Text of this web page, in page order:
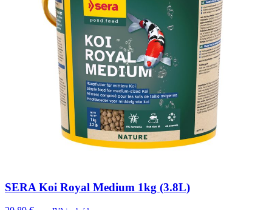
SERA Koi Royal Medium 1kg (3.8L)